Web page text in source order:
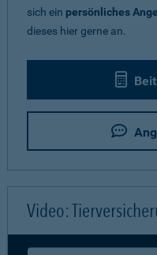
sich ein persönliches
dieses hier gerne an.
Video: